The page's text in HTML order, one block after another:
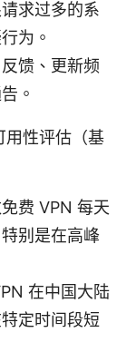
求过多的系
为。
馈、更新频
。
用性评估（基
费 VPN 每天
别是在高峰
在中国大陆
定时间段短